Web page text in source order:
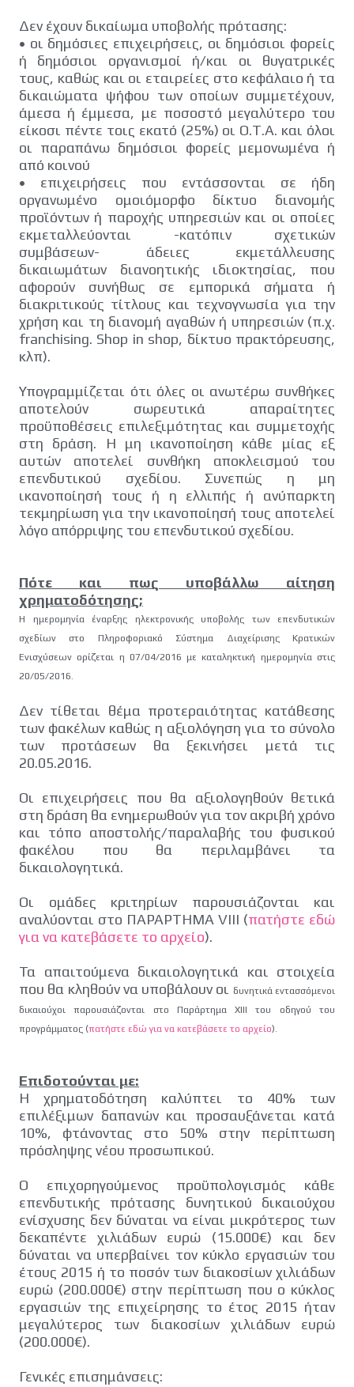
Δεν έχουν δικαίωμα υποβολής πρότασης:
• οι δημόσιες επιχειρήσεις, οι δημόσιοι φορείς
ή δημόσιοι οργανισμοί ή/και οι θυγατρικές
τους, καθώς και οι εταιρείες στο κεφάλαιο ή τα
δικαιώματα ψήφου των οποίων συμμετέχουν,
άμεσα ή έμμεσα, με ποσοστό μεγαλύτερο του
είκοσι πέντε τοις εκατό (25%) οι Ο.Τ.Α. και όλοι
οι παραπάνω δημόσιοι φορείς μεμονωμένα ή
από κοινού
•
επιχειρήσεις που εντάσσονται σε ήδη
οργανωμένο ομοιόμορφο δίκτυο διανομής
προϊόντων ή παροχής υπηρεσιών και οι οποίες
εκμεταλλεύονται -κατόπιν σχετικών
συμβάσεων- άδειες εκμετάλλευσης
δικαιωμάτων διανοητικής ιδιοκτησίας, που
αφορούν συνήθως σε εμπορικά σήματα ή
διακριτικούς τίτλους και τεχνογνωσία για την
χρήση και τη διανομή αγαθών ή υπηρεσιών (π.χ.
franchising. Shop in shop, δίκτυο πρακτόρευσης,
κλπ).
Υπογραμμίζεται ότι όλες οι ανωτέρω συνθήκες
αποτελούν σωρευτικά απαραίτητες
προϋποθέσεις επιλεξιμότητας και συμμετοχής
στη δράση. Η μη ικανοποίηση κάθε μίας εξ
αυτών αποτελεί συνθήκη αποκλεισμού του
επενδυτικού σχεδίου. Συνεπώς η μη
ικανοποίησή τους ή η ελλιπής ή ανύπαρκτη
τεκμηρίωση για την ικανοποίησή τους αποτελεί
λόγο απόρριψης του επενδυτικού σχεδίου.
Πότε και πως υποβάλλω αίτηση
χρηματοδότησης;
Η ημερομηνία έναρξης ηλεκτρονικής υποβολής των επενδυτικών
σχεδίων στο Πληροφοριακό Σύστημα Διαχείρισης Κρατικών
Ενισχύσεων ορίζεται η 07/04/2016 μεκαταληκτική ημερομηνία στις
20/05/2016.
Δεν τίθεται θέμα προτεραιότητας κατάθεσης
των φακέλων καθώς η αξιολόγηση για το σύνολο
των προτάσεων θα ξεκινήσει μετά τις
20.05.2016.
Οι επιχειρήσεις που θα αξιολογηθούν θετικά
στη δράση θα ενημερωθούν για τον ακριβή χρόνο
και τόπο αποστολής/παραλαβής του φυσικού
φακέλου που θα περιλαμβάνει τα
δικαιολογητικά.
Οι ομάδες κριτηρίων παρουσιάζονται και
αναλύονται στο ΠΑΡΑΡΤΗΜΑ VIII (πατήστε εδώ
για να κατεβάσετε το αρχείο).
Τα απαιτούμενα δικαιολογητικά και στοιχεία
που θα κληθούν να υποβάλουν οι δυνητικά εντασσόμενοι
δικαιούχοι παρουσιάζονται στο Παράρτημα XIII του οδηγού του
προγράμματος (πατήστε εδώ για να κατεβάσετε το αρχείο).
Επιδοτούνται με:
Η χρηματοδότηση καλύπτει το 40% των
επιλέξιμων δαπανών και προσαυξάνεται κατά
10%, φτάνοντας στο 50% στην περίπτωση
πρόσληψης νέου προσωπικού.
Ο επιχορηγούμενος προϋπολογισμός κάθε
επενδυτικής πρότασης δυνητικού δικαιούχου
ενίσχυσης δεν δύναται να είναι μικρότερος των
δεκαπέντε χιλιάδων ευρώ (15.000€) και δεν
δύναται να υπερβαίνει τον κύκλο εργασιών του
έτους 2015 ή το ποσόν των διακοσίων χιλιάδων
ευρώ (200.000€) στην περίπτωση που ο κύκλος
εργασιών της επιχείρησης το έτος 2015 ήταν
μεγαλύτερος των διακοσίων χιλιάδων ευρώ
(200.000€).
Γενικές επισημάνσεις: